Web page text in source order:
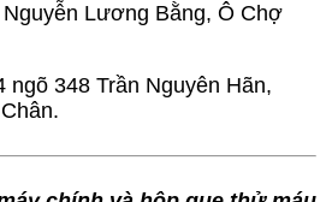
Nguyễn Lương Bằng, Ô Chợ
ngõ 348 Trần Nguyên Hãn,